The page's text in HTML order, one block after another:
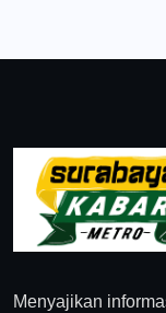
Menyajikan